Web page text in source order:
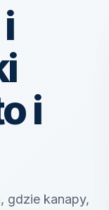
i
gdzie kanapy,